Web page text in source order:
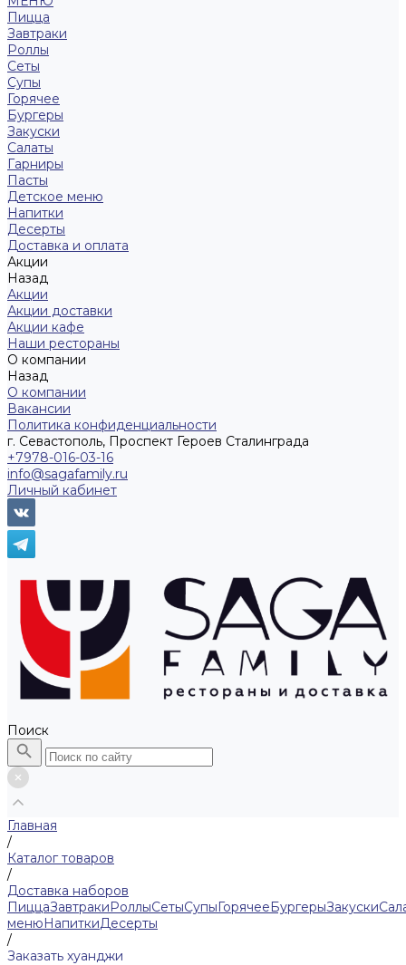
Пицца
Завтраки
Роллы
Сеты
Супы
Горячее
Бургеры
Закуски
Салаты
Гарниры
Пасты
Детское меню
Напитки
Десерты
Доставка и оплата
Акции
Назад
Акции
Акции доставки
Акции кафе
Наши рестораны
О компании
Назад
О компании
Вакансии
Политика конфиденциальности
г. Севастополь, Проспект Героев Сталинграда
+7978-016-03-16
info@sagafamily.ru
Личный кабинет
Поиск
Главная
/
Каталог товаров
/
Доставка наборов
ПиццаЗавтракиРоллыСетыСупыГорячееБургерыЗакуски
менюНапиткиДесерты
/
Заказать хуанджи